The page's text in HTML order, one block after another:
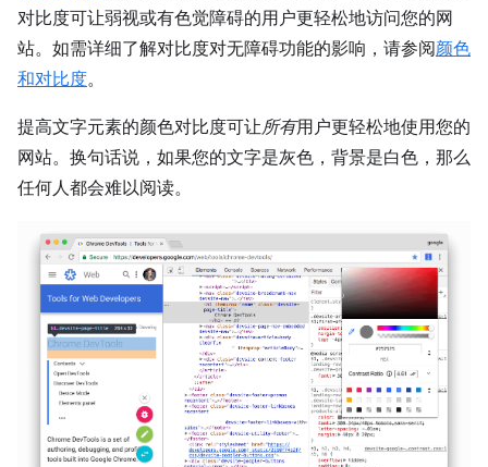
对比度可让弱视或有色觉障碍的用户更轻松地访问您的网
站。如需详细了解对比度对无障碍功能的影响，请参阅颜色
和对比度。
提高文字元素的颜色对比度可让所有用户更轻松地使用您的
网站。换句话说，如果您的文字是灰色，背景是白色，那么
任何人都会难以阅读。